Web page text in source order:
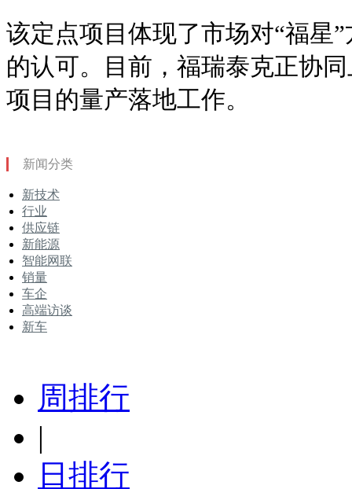
该定点项目体现了市场对“福星
的认可。目前，福瑞泰克正协
项目的量产落地工作。
新闻分类
新技术
行业
供应链
新能源
智能网联
销量
车企
高端访谈
新车
周排行
|
日排行